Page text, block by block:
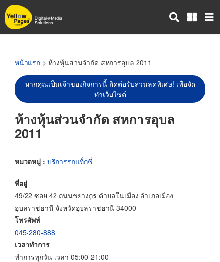
ข้าม
ไป
หน้าแรก > ห้างหุ้นส่วนจำกัด สหการอุบล 2011
หากคุณเป็นเจ้าของกิจการนี้ ติดต่อรับส่วนลดพิเศษ! เพื่อจัด
ทำเว็บไซต์
ห้างหุ้นส่วนจำกัด สหการอุบล
2011
หมวดหมู่ : บริการรถแท็กซี่
ที่อยู่
49/22 ซอย 42 ถนนชยางกูร ตำบลในเมือง อำเภอเมือง
อุบลราชธานี จังหวัดอุบลราชธานี 34000
โทรศัพท์
045-280-888
เวลาทำการ
ทำการทุกวัน เวลา 05:00-21:00